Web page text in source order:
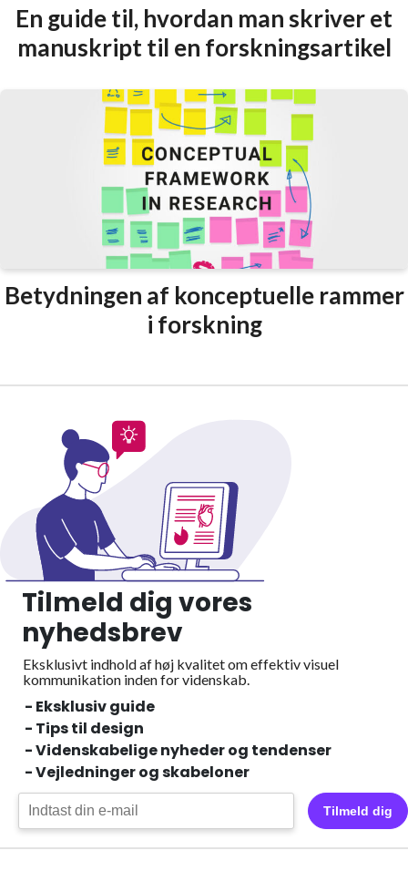
En guide til, hvordan man skriver et
manuskript til en forskningsartikel
Betydningen af konceptuelle rammer
i forskning
Tilmeld dig vores
nyhedsbrev
Eksklusivt indhold af høj kvalitet om effektiv visuel
kommunikation inden for videnskab.
- Eksklusiv guide
- Tips til design
- Videnskabelige nyheder og tendenser
- Vejledninger og skabeloner
Tilmeld dig